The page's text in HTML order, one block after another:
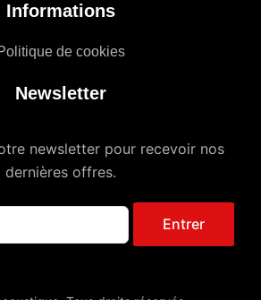
Informations
de cookies
Newsletter
newsletter pour recevoir nos
dernières offres.
Entrer